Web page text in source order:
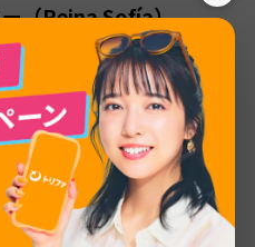
（Reina Sofía）
ピカソの代表作「ゲルニ
近現代美術館です。ダリや
場料は12ユーロです。
水〜土曜が10時〜21時、
です。月・水〜土曜の19